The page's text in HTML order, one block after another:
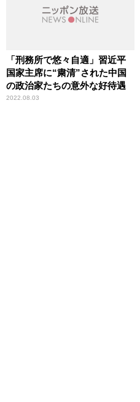
「刑務所で悠々自適」習近平
国家主席に“粛清”された中国
の政治家たちの意外な好待遇
2022.08.03